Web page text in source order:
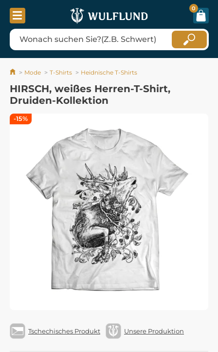
0
Mode T-Shirts Heidnische T-Shirts
HIRSCH, weißes Herren-T-Shirt,
Druiden-Kollektion
Tschechisches Produkt Unsere Produktion
-15%